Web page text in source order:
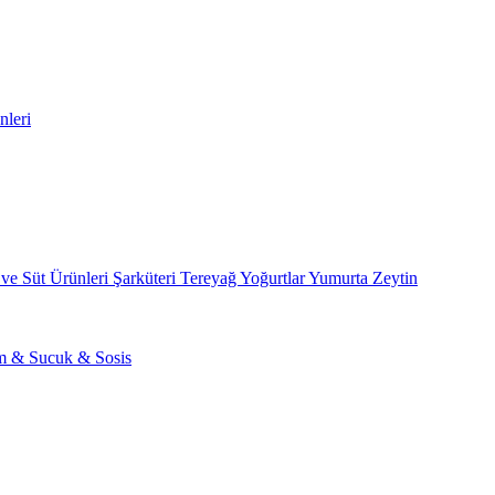
Süt Ürünleri Şarküteri TereyağYoğurtlarYumurta Zeytin
& Sucuk & Sosis